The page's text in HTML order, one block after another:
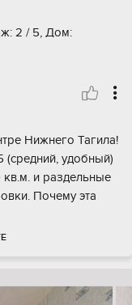
2 / 5, Дом:
Нижнего Тагила!
(средний, удобный)
и раздельные
Почему эта